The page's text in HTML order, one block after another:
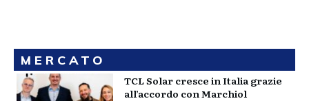
MERCATO
TCL Solar cresce in Italia grazie
all’accordo con Marchiol